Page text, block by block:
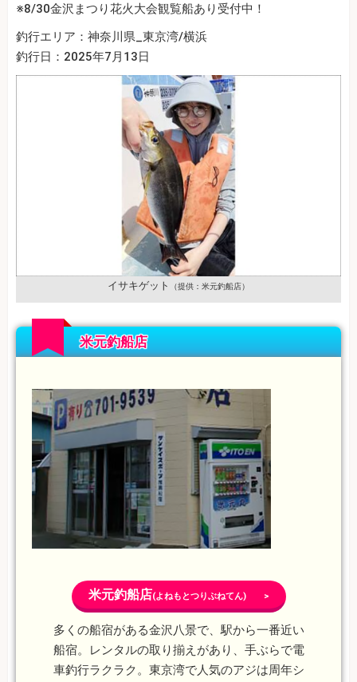
※8/30金沢まつり花火大会観覧船あり受付中！
釣行エリア：神奈川県_東京湾/横浜
釣行日：2025年7月13日
イサキゲット （提供：米元釣船店）
米元釣船店
米元釣船店(よねもとつりぶねてん) >
多くの船宿がある金沢八景で、駅から一番近い
船宿。レンタルの取り揃えがあり、手ぶらで電
車釣行ラクラク。東京湾で人気のアジは周年シ